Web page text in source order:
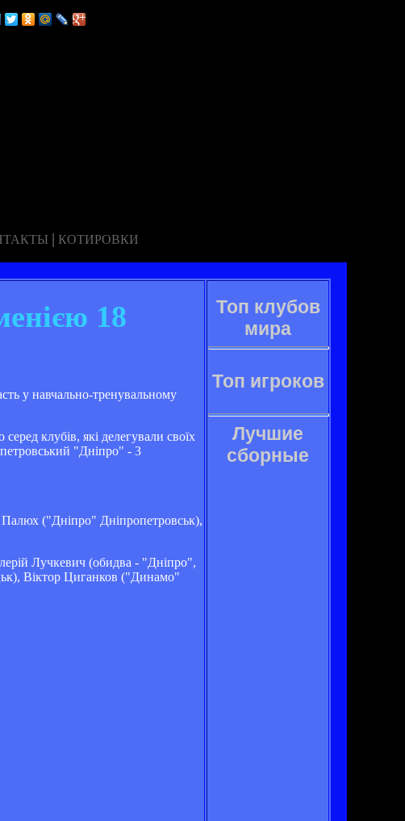
| КОТИРОВКИ
18
у навчально-тренувальному
клубів, які делегували своїх
"Дніпро" - 3
("Дніпро" Дніпропетровськ),
Лучкевич (обидва - "Дніпро",
Віктор Циганков ("Динамо"
Топ клубов
мира
Топ игроков
Лучшие
сборные